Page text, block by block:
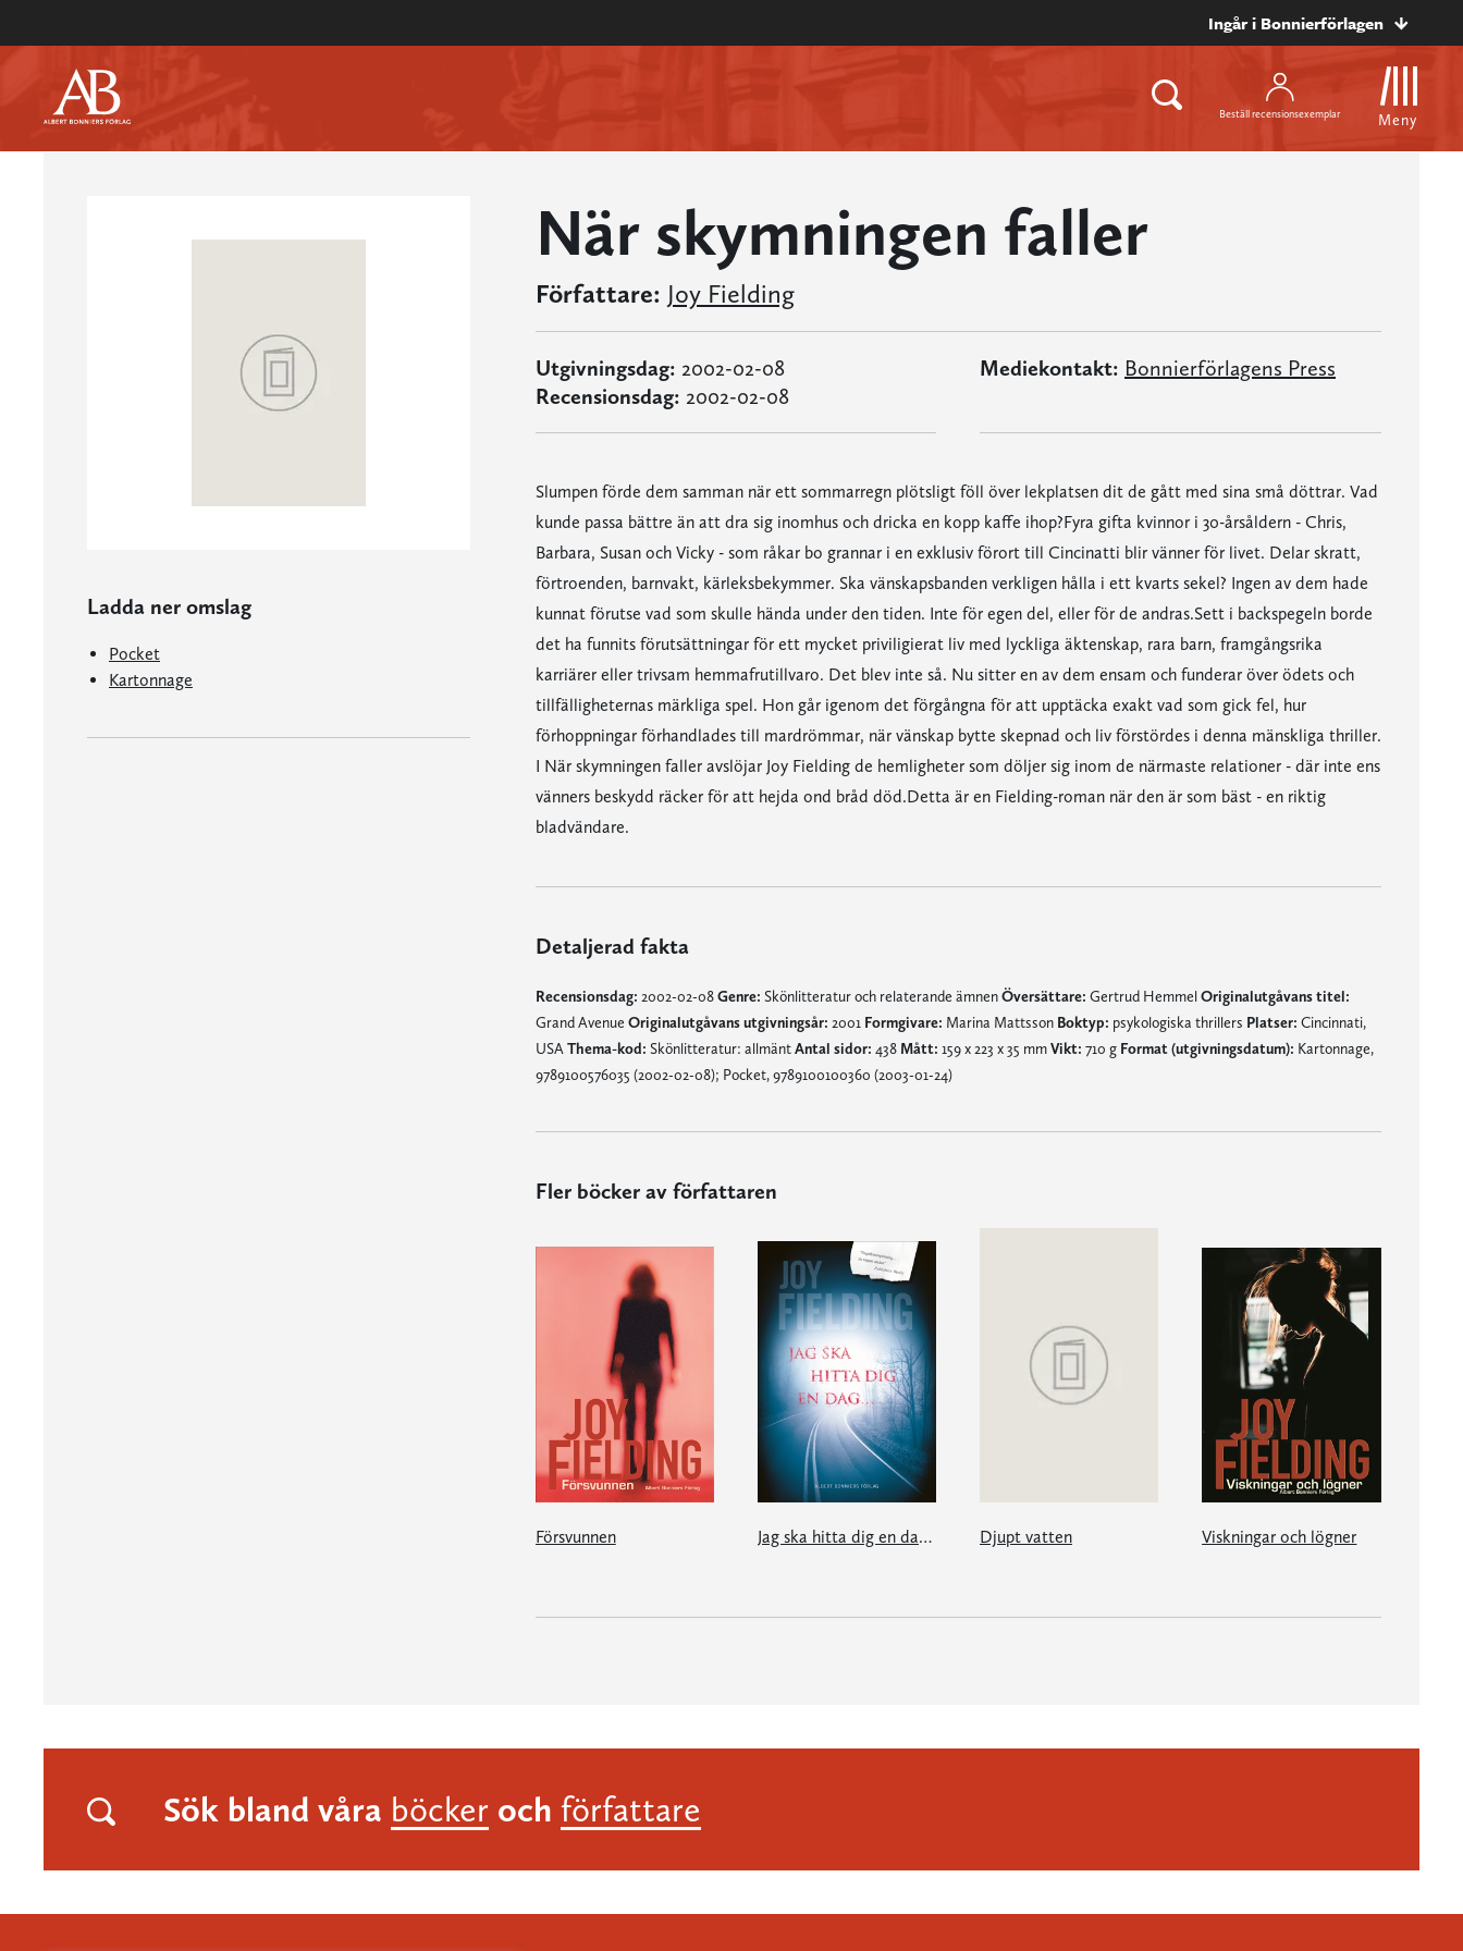
Ingår i Bonnierförlagen
Beställ recensionsexemplar Meny
Ladda ner omslag
Pocket
Kartonnage
När skymningen faller
Författare: Joy Fielding
Utgivningsdag: 2002-02-08
Recensionsdag: 2002-02-08
Mediekontakt: Bonnierförlagens Press
Slumpen förde dem samman när ett sommarregn plötsligt föll över lekplatsen dit de gått med sina små döttrar. Vad
kunde passa bättre än att dra sig inomhus och dricka en kopp kaffe ihop?Fyra gifta kvinnor i 30-årsåldern - Chris,
Barbara, Susan och Vicky - som råkar bo grannar i en exklusiv förort till Cincinatti blir vänner för livet. Delar skratt,
förtroenden, barnvakt, kärleksbekymmer. Ska vänskapsbanden verkligen hålla i ett kvarts sekel? Ingen av dem hade
kunnat förutse vad som skulle hända under den tiden. Inte för egen del, eller för de andras.Sett i backspegeln borde
det ha funnits förutsättningar för ett mycket priviligierat liv med lyckliga äktenskap, rara barn, framgångsrika
karriärer eller trivsam hemmafrutillvaro. Det blev inte så. Nu sitter en av dem ensam och funderar över ödets och
tillfälligheternas märkliga spel. Hon går igenom det förgångna för att upptäcka exakt vad som gick fel, hur
förhoppningar förhandlades till mardrömmar, när vänskap bytte skepnad och liv förstördes i denna mänskliga thriller.
I När skymningen faller avslöjar Joy Fielding de hemligheter som döljer sig inom de närmaste relationer - där inte ens
vänners beskydd räcker för att hejda ond bråd död.Detta är en Fielding-roman när den är som bäst - en riktig
bladvändare.
Detaljerad fakta
Recensionsdag: 2002-02-08Genre: Skönlitteratur och relaterande ämnenÖversättare: Gertrud HemmelOriginalutgåvans titel:
Grand Avenue Originalutgåvans utgivningsår: 2001 Formgivare: Marina Mattsson Boktyp: psykologiska thrillers Platser: Cincinnati,
USA Thema-kod: Skönlitteratur: allmäntAntal sidor: 438 Mått: 159 x 223 x 35 mmVikt: 710 g Format (utgivningsdatum): Kartonnage,
9789100576035 (2002-02-08); Pocket, 9789100100360 (2003-01-24)
Fler böcker av författaren
Försvunnen Jag ska hitta dig en dag... Djupt vatten Viskningar och lögner
Sök bland våra böcker och författare